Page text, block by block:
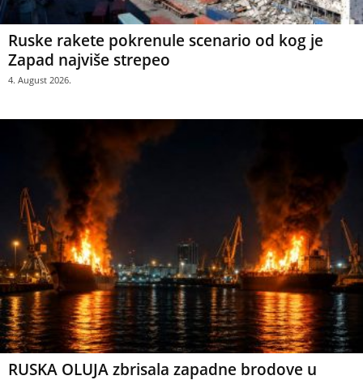
Ruske rakete pokrenule scenario od kog je
Zapad najviše strepeo
4. August 2026.
RUSKA OLUJA zbrisala zapadne brodove u